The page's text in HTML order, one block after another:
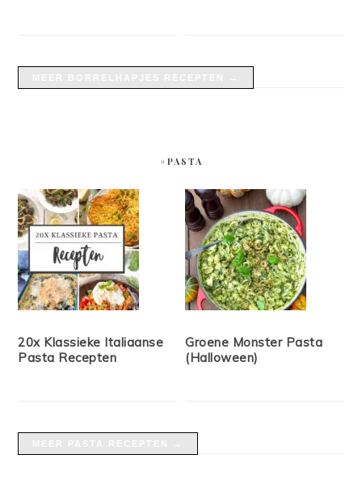
#PASTA
20x Klassieke Italiaanse
Pasta Recepten
Groene Monster Pasta
(Halloween)